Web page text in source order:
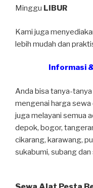
Minggu LIBUR
Kami juga
lebih mudah dan
Informasi
Anda bisa tanya-
mengenai harga
juga melayani semua
depok, bogor,
cikarang, karawang,
sukabumi, subang